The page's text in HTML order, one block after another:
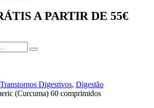
A PARTIR DE 55€
Transtornos Digestivos, Digestão
(Curcuma) 60 comprimidos